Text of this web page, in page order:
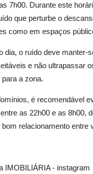
7h00. Durante este
que perturbe o
como em espaços
dia, o ruído deve manter-
e não ultrapassar
a zona.
é recomendável
as 22h00 e as 8h00,
bom relacionamento entre